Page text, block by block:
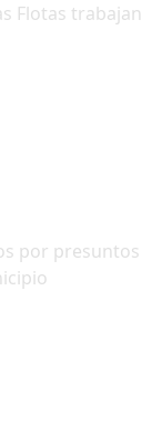
Flotas trabajan
por presuntos